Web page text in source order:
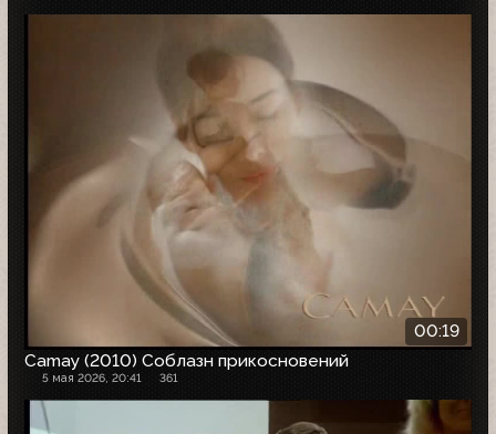
00:19
Camay (2010) Соблазн прикосновений
5 мая 2026, 20:41 361